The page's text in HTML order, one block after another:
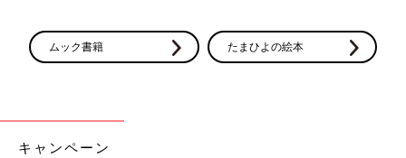
ムック書籍 たまひよの絵本
キャンペーン